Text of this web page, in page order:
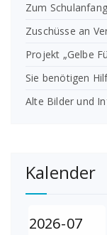
Zum Schulanfang
Zuschüsse an
Projekt „Gelbe
Sie benötigen
Alte Bilder und
Kalender